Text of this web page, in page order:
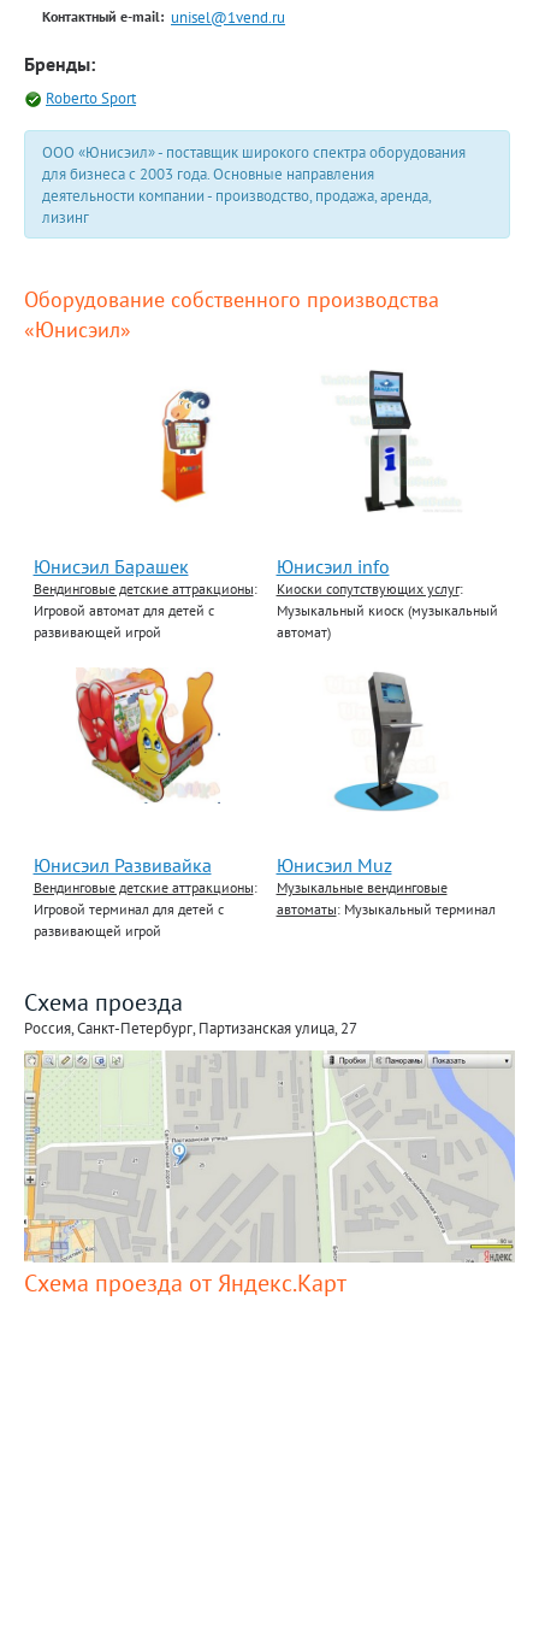
Контактный e-mail: unisel@1vend.ru
Бренды:
Roberto Sport
ООО «Юнисэил» - поставщик широкого спектра оборудования
для бизнеса с 2003 года. Основные направления
деятельности компании - производство, продажа, аренда,
лизинг
Оборудование собственного производства
«Юнисэил»
Юнисэил Барашек
Вендинговые детские аттракционы:
Игровой автомат для детей с
развивающей игрой
Юнисэил info
Киоски сопутствующих услуг:
Музыкальный киоск (музыкальный
автомат)
Юнисэил Развивайка
Вендинговые детские аттракционы:
Игровой терминал для детей с
развивающей игрой
Юнисэил Muz
Музыкальные вендинговые
автоматы: Музыкальный терминал
Схема проезда
Россия, Санкт-Петербург, Партизанская улица, 27
Схема проезда от Яндекс.Карт